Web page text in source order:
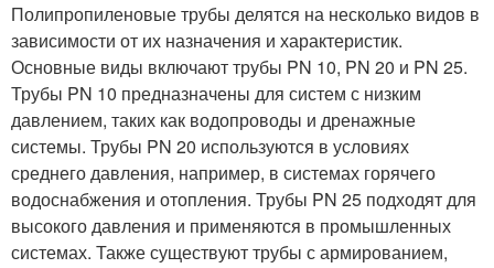
Полипропиленовые трубы делятся на несколько видов в
зависимости от их назначения и характеристик.
Основные виды включают трубы PN 10, PN 20 и PN 25.
Трубы PN 10 предназначены для систем с низким
давлением, таких как водопроводы и дренажные
системы. Трубы PN 20 используются в условиях
среднего давления, например, в системах горячего
водоснабжения и отопления. Трубы PN 25 подходят для
высокого давления и применяются в промышленных
системах. Также существуют трубы с армированием,